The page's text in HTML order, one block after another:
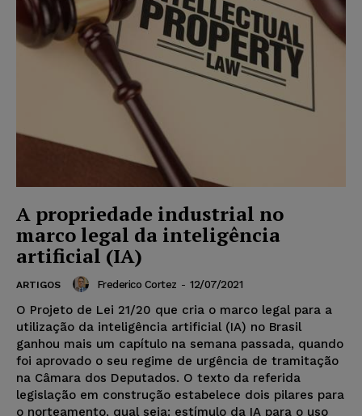
A propriedade industrial no
marco legal da inteligência
artificial (IA)
ARTIGOS Frederico Cortez - 12/07/2021
O Projeto de Lei 21/20 que cria o marco legal para a
utilização da inteligência artificial (IA) no Brasil
ganhou mais um capítulo na semana passada, quando
foi aprovado o seu regime de urgência de tramitação
na Câmara dos Deputados. O texto da referida
legislação em construção estabelece dois pilares para
o norteamento, qual seja: estímulo da IA para o uso